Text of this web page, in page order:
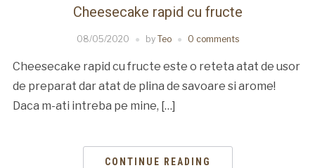
Cheesecake rapid cu fructe
08/05/2020 by Teo 0 comments
Cheesecake rapid cu fructe este o reteta atat de usor
de preparat dar atat de plina de savoare si arome!
Daca m-ati intreba pe mine, […]
CONTINUE READING